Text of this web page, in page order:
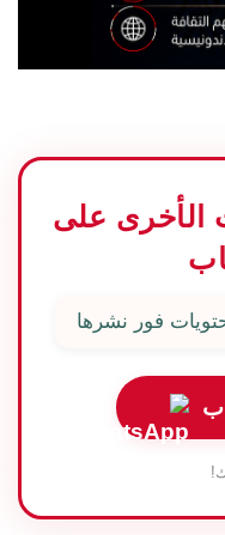
الأخرى على
فور نشرها